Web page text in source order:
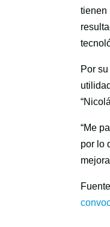
tienen
Por
“Me
por lo